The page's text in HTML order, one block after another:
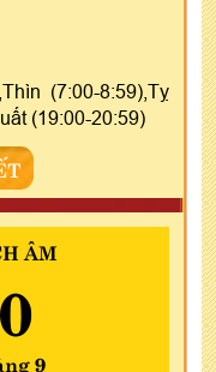
(7:00-8:59),Tỵ
(19:00-20:59)
ÂM
9